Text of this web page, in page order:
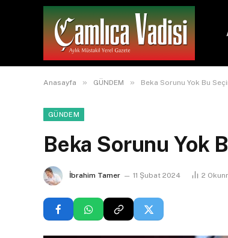
Anasayfa » GÜNDEM » Beka Sorunu Yok Bu
GÜNDEM
Beka Sorunu Yok
İbrahim Tamer 11 Şubat 2024 2